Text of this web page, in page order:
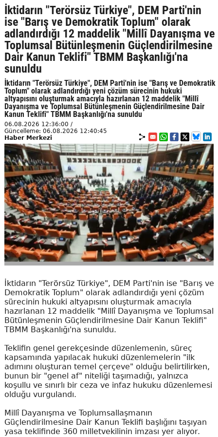
İktidarın "Terörsüz Türkiye", DEM Parti'nin
ise "Barış ve Demokratik Toplum" olarak
adlandırdığı 12 maddelik "Millî Dayanışma ve
Toplumsal Bütünleşmenin Güçlendirilmesine
Dair Kanun Teklifi" TBMM Başkanlığı'na
sunuldu
İktidarın "Terörsüz Türkiye", DEM Parti'nin ise "Barış ve Demokratik
Toplum" olarak adlandırdığı yeni çözüm sürecinin hukuki
altyapısını oluşturmak amacıyla hazırlanan 12 maddelik "Millî
Dayanışma ve Toplumsal Bütünleşmenin Güçlendirilmesine Dair
Kanun Teklifi" TBMM Başkanlığı'na sunuldu
06.08.2026 12:36:00 /
Güncelleme: 06.08.2026 12:40:45
Haber Merkezi
İktidarın "Terörsüz Türkiye", DEM Parti'nin ise "Barış ve
Demokratik Toplum" olarak adlandırdığı yeni çözüm
sürecinin hukuki altyapısını oluşturmak amacıyla
hazırlanan 12 maddelik "Millî Dayanışma ve Toplumsal
Bütünleşmenin Güçlendirilmesine Dair Kanun Teklifi"
TBMM Başkanlığı'na sunuldu.
Teklifin genel gerekçesinde düzenlemenin, süreç
kapsamında yapılacak hukuki düzenlemelerin "ilk
adımını oluşturan temel çerçeve" olduğu belirtilirken,
bunun bir "genel af" niteliği taşımadığı, yalnızca
koşullu ve sınırlı bir ceza ve infaz hukuku düzenlemesi
olduğu vurgulandı.
Millî Dayanışma ve Toplumsallaşmanın
Güçlendirilmesine Dair Kanun Teklifi başlığını taşıyan
yasa teklifinde 360 milletvekilinin imzası yer alıyor.